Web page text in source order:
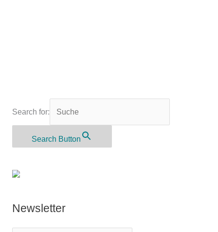
Search for:
Search Button
Newsletter